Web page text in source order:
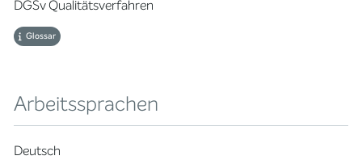
DGSv Qualitätsverfahren
Glossar
Arbeitssprachen
Deutsch